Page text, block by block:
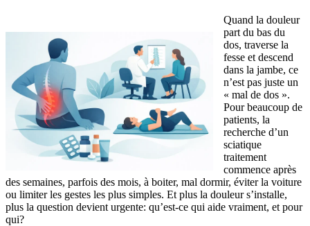
Quand la douleur
part du bas du
dos, traverse la
fesse et descend
dans la jambe, ce
n’est pas juste un
« mal de dos ».
Pour beaucoup de
patients, la
recherche d’un
sciatique
traitement
commence après
des semaines, parfois des mois, à boiter, mal dormir, éviter la voiture
ou limiter les gestes les plus simples. Et plus la douleur s’installe,
plus la question devient urgente: qu’est-ce qui aide vraiment, et pour
qui?